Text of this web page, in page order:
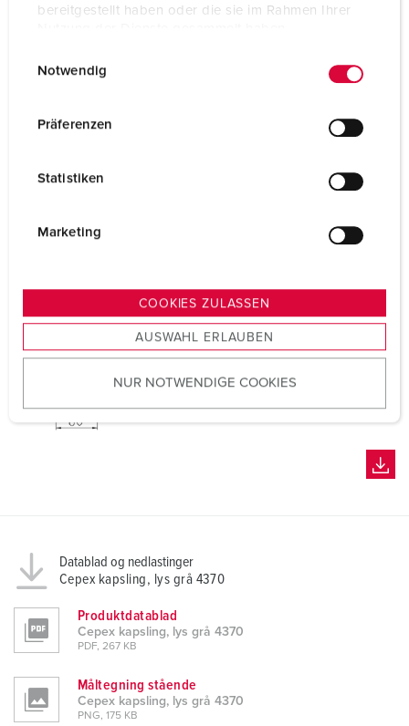
bereitgestellt haben oder die sie im Rahmen Ihrer
s
u
w
Notwendig
Präferenzen
Statistiken
Marketing
COOKIES ZULASSEN
AUSWAHL ERLAUBEN
NUR NOTWENDIGE COOKIES
Datablad og nedlastinger
Cepex kapsling, lys grå 4370
Produktdatablad
Cepex kapsling, lys grå 4370
PDF, 267 KB
Måltegning stående
Cepex kapsling, lys grå 4370
PNG, 175 KB